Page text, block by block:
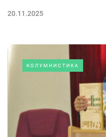
20.11.2025
КОЛУМНИСТИКА